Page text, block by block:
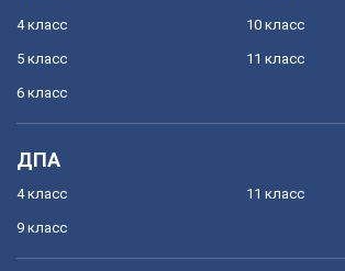
4 класс
5 класс
6 класс
10 класс
11 класс
ДПА
4 класс
9 класс
11 класс